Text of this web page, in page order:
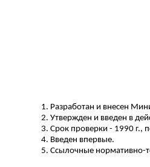
1. Разработан и внесен
2. Утвержден и введен в
3. Срок проверки - 1990 г.,
4. Введен впервые.
5. Ссылочные нормативно-